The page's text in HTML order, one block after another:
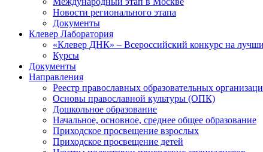
Новости регионального этапа
Документы
Клевер Лаборатория
«Клевер ДНК» – Всероссийский конкурс на
Курсы
Документы
Направления
Реестр православных образовательных
Основы православной культуры (ОПК)
Дошкольное образование
Начальное, основное, среднее общее образование
Приходское просвещение взрослых
Приходское просвещение детей